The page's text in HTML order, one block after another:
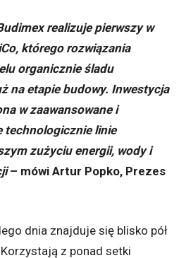
realizuje pierwszy w
którego rozwiązania
organicznie śladu
na etapie budowy. Inwestycja
w zaawansowane i
technologicznie linie
zużyciu energii, wody i
– mówi Artur Popko, Prezes
dnia znajduje się blisko pół
z ponad setki